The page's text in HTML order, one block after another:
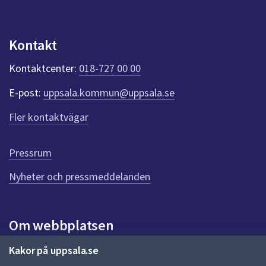
Kakor på uppsala.se
n
t
r
ö
e
n
n
i
d
a
Kontakt
Kontaktcenter: 018-727 00 00
E-post: uppsala.kommun@uppsala.se
Fler kontaktvägar
Pressrum
Nyheter och pressmeddelanden
Om webbplatsen
Om webbplatsen